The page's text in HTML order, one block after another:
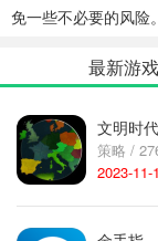
免一些不必要的风险。
最新游戏
文明时
策略 /
2023-11-